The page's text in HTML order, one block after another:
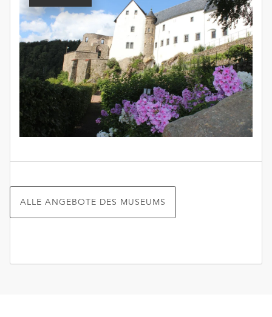
ALLE ANGEBOTE DES MUSEUMS